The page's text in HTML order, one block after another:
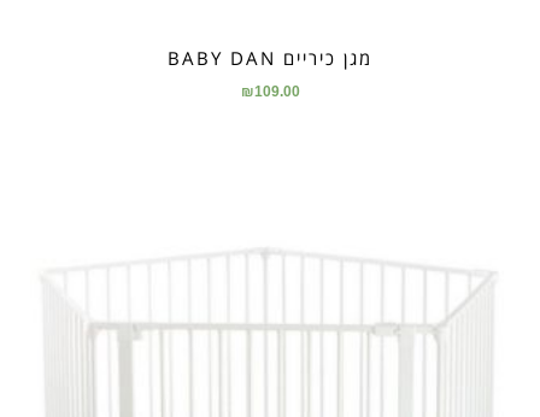
מגן כיריים BABY DAN
₪109.00